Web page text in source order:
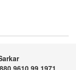
9610 99 1971